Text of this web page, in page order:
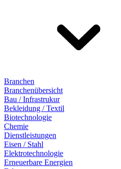
Branchen
Branchenübersicht
Bau / Infrastrukur
Bekleidung / Textil
Biotechnologie
Chemie
Dienstleistungen
Eisen / Stahl
Elektrotechnologie
Erneuerbare Energien